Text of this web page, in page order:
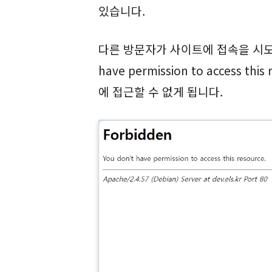
있습니다.
다른 방문자가 사이트에 접속을
have permission to access this
에 접근할 수 없게 됩니다.